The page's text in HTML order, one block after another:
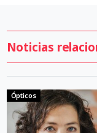
Noticias
Ópticos